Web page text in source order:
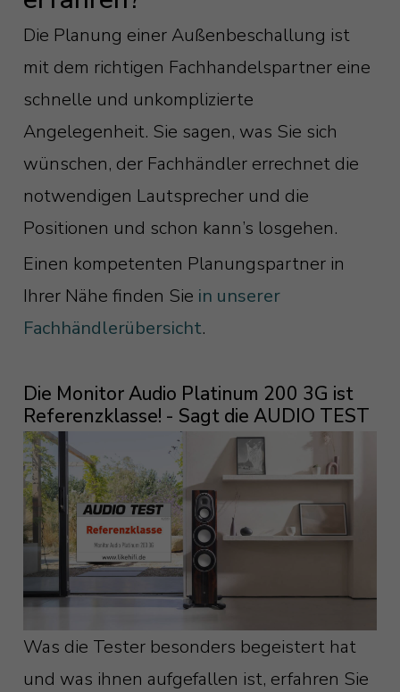
Die Planung einer Außenbeschallung ist
mit dem richtigen Fachhandelspartner eine
schnelle und unkomplizierte
Angelegenheit. Sie sagen, was Sie sich
wünschen, der Fachhändler errechnet die
notwendigen Lautsprecher und die
Positionen und schon kann’s losgehen.
Einen kompetenten Planungspartner in
Ihrer Nähe finden Sie in unserer
Fachhändlerübersicht.
Die Monitor Audio Platinum 200 3G ist
Referenzklasse! - Sagt die AUDIO TEST
Was die Tester besonders begeistert hat
und was ihnen aufgefallen ist, erfahren Sie